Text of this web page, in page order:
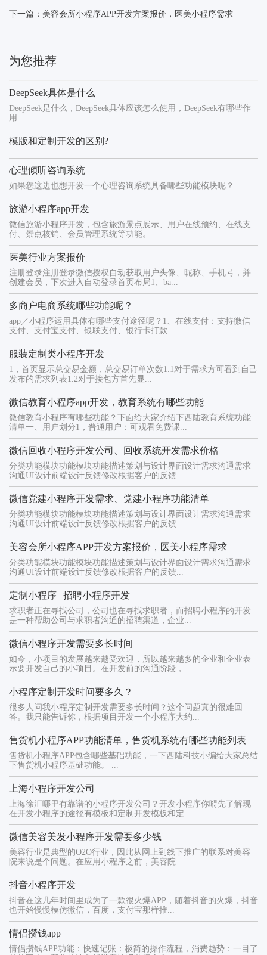
下一篇：美容会所小程序APP开发方案报价，医美小程序需求
为您推荐
DeepSeek具体是什么
DeepSeek是什么，DeepSeek具体应该怎么使用，DeepSeek有哪些作
用
模版和定制开发的区别?
心理倾听咨询系统
如果您这边也想开发一个心理咨询系统具备哪些功能模块呢？
旅游小程序app开发
微信旅游小程序开发，包含旅游景点展示、用户在线预约、在线支
付、景点核销、会员管理系统等功能。
医美行业方案报价
注册登录注册登录微信授权自动获取用户头像、昵称、手机号，并
创建会员，下次进入自动登录首页布局1、ba...
多商户电商系统哪些功能呢？
app／小程序运用具体有哪些支付途径呢？1、在线支付：支持微信
支付、支付宝支付、银联支付、银行卡打款...
服装定制类小程序开发
1，首页显示总交易金额，总交易订单次数1.1对于需求方可看到自己
发布的需求列表1.2对于接包方首先显...
微信教育小程序app开发，教育系统有哪些功能
微信教育小程序有哪些功能？下面给大家介绍下西陆教育系统功能
清单一、用户划分1，普通用户：可观看免费课...
微信回收小程序开发公司、回收系统开发需求价格
分类功能模块功能模块功能描述策划与设计界面设计需求沟通需求
沟通UI设计前端设计反馈修改根据客户的反馈...
微信党建小程序开发需求、党建小程序功能清单
分类功能模块功能模块功能描述策划与设计界面设计需求沟通需求
沟通UI设计前端设计反馈修改根据客户的反馈...
美容会所小程序APP开发方案报价，医美小程序需求
分类功能模块功能模块功能描述策划与设计界面设计需求沟通需求
沟通UI设计前端设计反馈修改根据客户的反馈...
定制小程序 | 招聘小程序开发
求职者正在寻找公司，公司也在寻找求职者，而招聘小程序的开发
是一种帮助公司与求职者沟通的招聘渠道，企业...
微信小程序开发需要多长时间
如今，小项目的发展越来越受欢迎，所以越来越多的企业和企业表
示要开发自己的小项目。在开发前的沟通阶段，...
小程序定制开发时间要多久？
很多人问我小程序定制开发需要多长时间？这个问题真的很难回
答。我只能告诉你，根据项目开发一个小程序大约...
售货机小程序APP功能清单，售货机系统有哪些功能列表
售货机小程序APP包含哪些基础功能，一下西陆科技小编给大家总结
下售货机小程序基础功能。 ...
上海小程序开发公司
上海徐汇哪里有靠谱的小程序开发公司？开发小程序你嘚先了解现
在开发小程序的途径有模板和定制开发模板和定...
微信美容美发小程序开发需要多少钱
美容行业是典型的O2O行业，因此从网上到线下推广的联系对美容
院来说是个问题。在应用小程序之前，美容院...
抖音小程序开发
抖音在这几年时间里成为了一款很火爆APP，随着抖音的火爆，抖音
也开始慢慢模仿微信，百度，支付宝那样推...
情侣攒钱app
情侣攒钱APP功能：快速记账：极简的操作流程，消费趋势：一目了